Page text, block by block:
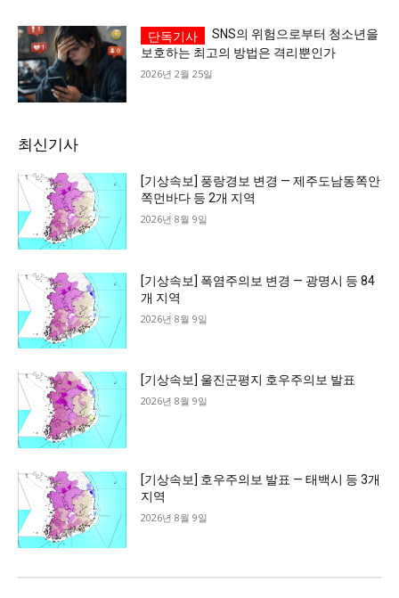
SNS의 위험으로부터 청소년을
보호하는 최고의 방법은 격리뿐인가
2026년 2월 25일
최신기사
[기상속보] 풍랑경보 변경 — 제주도남동쪽안
쪽먼바다 등 2개 지역
2026년 8월 9일
[기상속보] 폭염주의보 변경 — 광명시 등 84
개 지역
2026년 8월 9일
[기상속보] 울진군평지 호우주의보 발표
2026년 8월 9일
[기상속보] 호우주의보 발표 — 태백시 등 3개
지역
2026년 8월 9일